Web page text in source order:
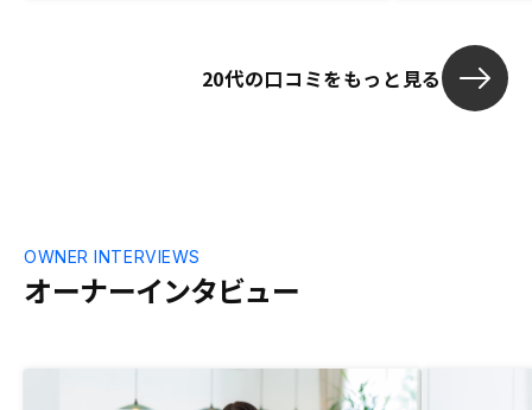
20代の口コミをもっと見る
オーナーインタビュー
OWNER INTERVIEWS